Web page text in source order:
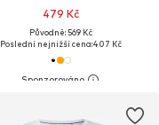
479 Kč
Původně: 569 Kč
Poslední nejnižší cena:407 Kč